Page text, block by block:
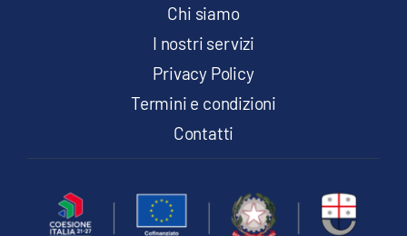
Chi siamo
I nostri servizi
Privacy Policy
Termini e condizioni
Contatti